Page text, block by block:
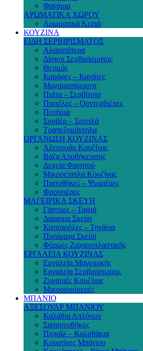
Φανάρια
ΑΡΩΜΑΤΙΚΑ ΧΩΡΟΥ
Αρωματικά Κεριά
ΚΟΥΖΙΝΑ
ΕΙΔΗ ΣΕΡΒΙΡΙΣΜΑΤΟΣ
Αλατοπίπερα
Δίσκοι Σερβιρίσματος
Θερμός
Καράφες – Κανάτες
Μαχαιροπίρουνα
Πιάτα – Σερβίτσια
Πιατέλες – Ορντερβιέρες
Ποτήρια
Σουβέρ – Σουπλά
Τραπεζομάντηλα
ΟΡΓΑΝΩΣΗ ΚΟΥΖΙΝΑΣ
Αξεσουάρ Κουζίνας
Βάζα Αποθήκευσης
Δοχεία Φαγητού
Μικροέπιπλα Κουζίνας
Πιατοθήκες – Ψωμιέρες
Φρουτιέρες
ΜΑΓΕΙΡΙΚΑ ΣΚΕΥΗ
Γάστρες – Ταψιά
Διάφορα Σκεύη
Κατσαρόλες – Τηγάνια
Πυρίμαχα Σκεύη
Φόρμες Ζαχαροπλαστικής
ΕΡΓΑΛΕΙΑ ΚΟΥΖΙΝΑΣ
Εργαλεία Μαγειρικής
Εργαλεία Σερβιρίσματος
Ζυγαριές Κουζίνας
Μικροσυσκευές
ΜΠΑΝΙΟ
ΑΞΕΣΟΥΑΡ ΜΠΑΝΙΟΥ
Καλάθια Απλύτων
Σαπουνοθήκες
Πιγκάλ – Καλαθάκια
Κουρτίνες Μπάνιου